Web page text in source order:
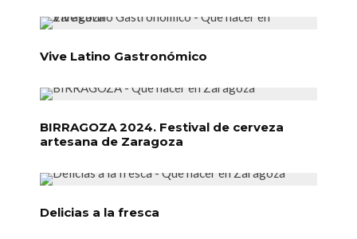
Vive Latino Gastronómico
BIRRAGOZA 2024. Festival de cerveza
artesana de Zaragoza
Delicias a la fresca